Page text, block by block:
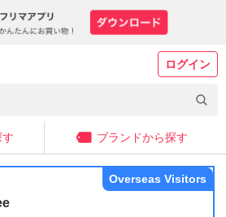
ログイン
ブランドから探す
Overseas Visitors